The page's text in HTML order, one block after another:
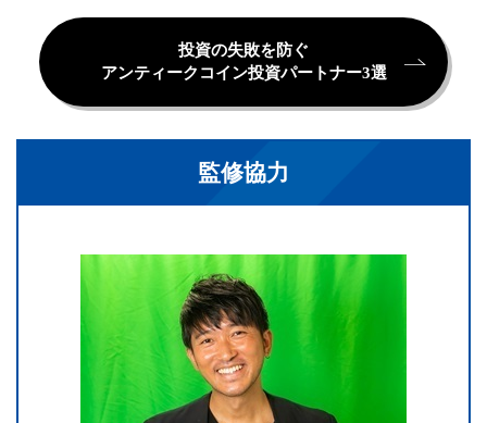
投資の失敗を防ぐ
アンティークコイン投資パートナー3選
監修協力